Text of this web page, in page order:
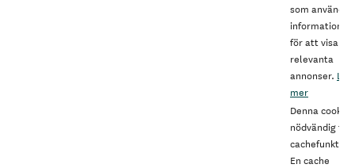
som använder
informationen
för att visa
relevanta
annonser. Läs
mer
Denna cookie
nödvändig för
En cache